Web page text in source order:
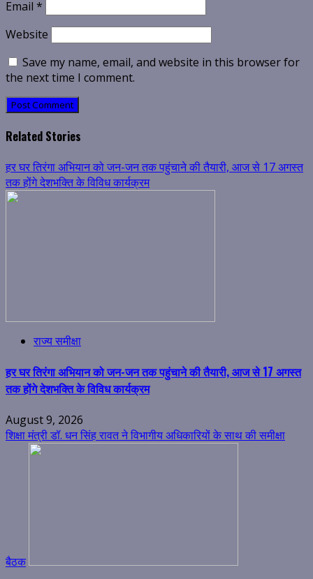
Email *
Website
Save my name, email, and website in this browser for
the next time I comment.
Related Stories
हर घर तिरंगा अभियान को जन-जन तक पहुंचाने की तैयारी, आज से 17 अगस्त
तक होंगे देशभक्ति के विविध कार्यक्रम
राज्य समीक्षा
हर घर तिरंगा अभियान को जन-जन तक पहुंचाने की तैयारी, आज से 17 अगस्त
तक होंगे देशभक्ति के विविध कार्यक्रम
August 9, 2026
शिक्षा मंत्री डॉ. धन सिंह रावत ने विभागीय अधिकारियों के साथ की समीक्षा
बैठक